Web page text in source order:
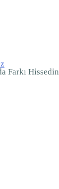
Farkı Hissedin